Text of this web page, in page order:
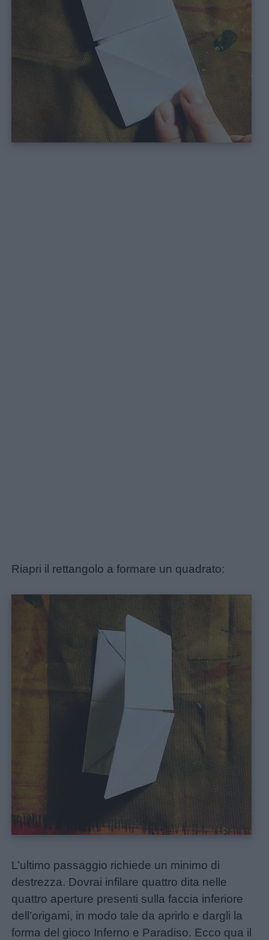
Riapri il rettangolo a formare un quadrato:
L’ultimo passaggio richiede un minimo di
destrezza. Dovrai infilare quattro dita nelle
quattro aperture presenti sulla faccia inferiore
dell’origami, in modo tale da aprirlo e dargli la
forma del gioco Inferno e Paradiso. Ecco qua il